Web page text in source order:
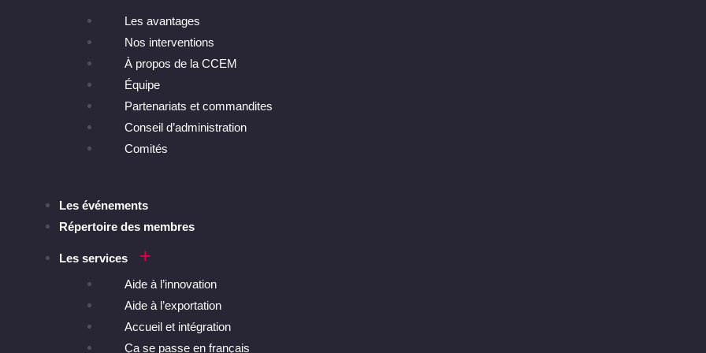
Les avantages
Nos interventions
À propos de la CCEM
Équipe
Partenariats et commandites
Conseil d’administration
Comités
Les événements
Répertoire des membres
Les services
Aide à l’innovation
Aide à l’exportation
Accueil et intégration
Ça se passe en français